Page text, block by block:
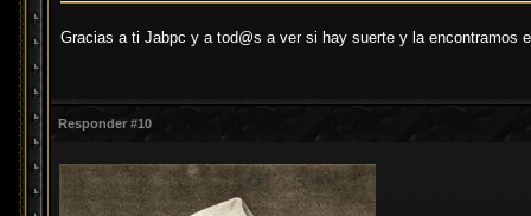
Gracias a ti Jabpc y a tod@s a ver si hay suerte y la
Responder #10